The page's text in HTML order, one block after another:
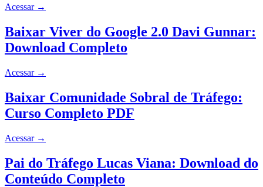
Acessar →
Baixar Viver do Google 2.0 Davi Gunnar:
Download Completo
Acessar →
Baixar Comunidade Sobral de Tráfego:
Curso Completo PDF
Acessar →
Pai do Tráfego Lucas Viana: Download do
Conteúdo Completo